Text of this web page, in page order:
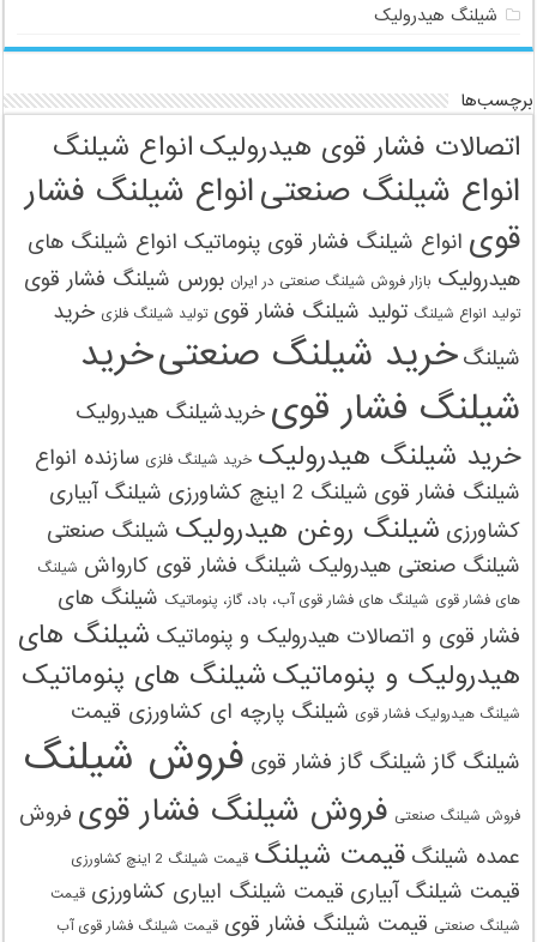
شیلنگ هیدرولیک
برچسب‌ها
اتصالات فشار قوی هیدرولیک انواع شیلنگ
انواع شیلنگ صنعتیانواع شیلنگ فشار
قوی انواع شیلنگ فشار قوی پنوماتیک انواع شیلنگ های
هیدرولیک بازار فروش شیلنگ صنعتی در ایران بورس شیلنگ فشار قوی
تولید انواع شیلنگ تولید شیلنگ فشار قوی تولید شیلنگ‌ فلزی خرید
شیلنگ خرید شیلنگ صنعتیخرید
شیلنگ فشار قوی خریدشیلنگ هیدرولیک
خرید شیلنگ هیدرولیک خرید شیلنگ‌ فلزی سازنده انواع
شیلنگ فشار قوی شیلنگ 2 اینچ کشاورزی
شیلنگ آبیاری
کشاورزی شیلنگ روغن هیدرولیک شیلنگ صنعتی
شیلنگ صنعتی هیدرولیک شیلنگ فشار قوی کارواش شیلنگ
های فشار قوی شیلنگ های فشار قوی آب، باد، گاز، پنوماتیک شیلنگ های
فشار قوی و اتصالات هیدرولیک و پنوماتیک شیلنگ های
هیدرولیک و پنوماتیک شیلنگ های پنوماتیک
شیلنگ هیدرولیک فشار قوی شیلنگ پارچه ای کشاورزی قیمت
شیلنگ گاز شیلنگ گاز فشار قوی فروش شیلنگ
فروش شیلنگ صنعتی فروش شیلنگ فشار قوی فروش
عمده شیلنگ قیمت شیلنگ قیمت شیلنگ 2 اینچ کشاورزی
قیمت شیلنگ آبیاری قیمت شیلنگ ابیاری کشاورزی قیمت
شیلنگ صنعتی قیمت شیلنگ فشار قوی قیمت شیلنگ فشار قوی آب